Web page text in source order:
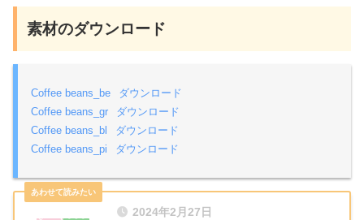
素材のダウンロード
Coffee beans_be
ダウンロード
Coffee beans_gr
ダウンロード
Coffee beans_bl
ダウンロード
Coffee beans_pi
ダウンロード
2024年2月27日